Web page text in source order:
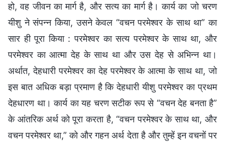
हो, वह जीवन का मार्ग है, और सत्य का मार्ग है। कार्य का जो चरण
यीशु ने संपन्न किया, उसने केवल “वचन परमेश्वर के साथ था” का
सार ही पूरा किया : परमेश्वर का सत्य परमेश्वर के साथ था, और
परमेश्वर का आत्मा देह के साथ था और उस देह से अभिन्न था।
अर्थात, देहधारी परमेश्वर का देह परमेश्वर के आत्मा के साथ था, जो
इस बात अधिक बड़ा प्रमाण है कि देहधारी यीशु परमेश्वर का प्रथम
देहधारण था। कार्य का यह चरण सटीक रूप से “वचन देह बनता है”
के आंतरिक अर्थ को पूरा करता है, “वचन परमेश्वर के साथ था, और
वचन परमेश्वर था,” को और गहन अर्थ देता है और तुम्हें इन वचनों पर